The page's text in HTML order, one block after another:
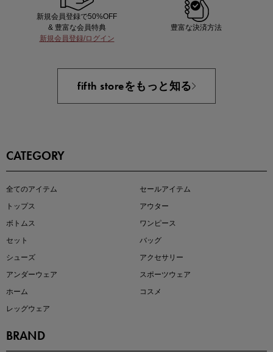
即戦力アイテム続々対象
新規会員登録で50%OFF
& 豊富な会員特典
新規会員登録/ログイン
豊富な決済方法
fifth storeをもっと知る
CATEGORY
全てのアイテム
セールアイテム
トップス
アウター
ボトムス
ワンピース
セット
バッグ
シューズ
アクセサリー
アンダーウェア
スポーツウェア
ホーム
コスメ
レッグウェア
BRAND